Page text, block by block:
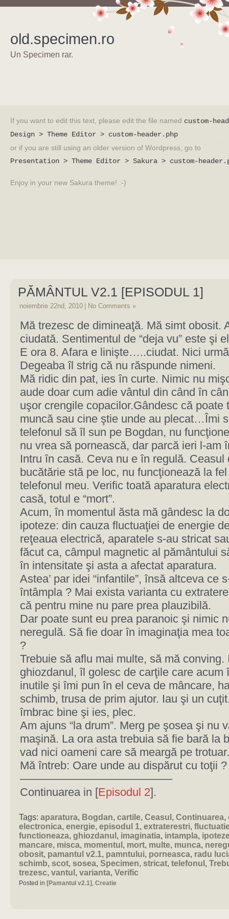
old.specimen.ro
Un Specimen rar.
If you want to edit this text, please edit the file named custom-
Design > Theme Editor > custom-header.php
or if you are still using an older version of Wordpress, go to
Presentation > Theme Editor > Sakura > custom-
Enjoy in your new Sakura theme! :-)
PĂMÂNTUL V2.1 [EPISODUL 1]
noiembrie 22nd, 2010 No Comments »
Mă trezesc de dimineaţă. Mă simt obosit.
ciudată. Sentimentul de “deja vu” este şi
E ora 8. Afara e linişte…..ciudat. Nici
Degeaba îl strig că nu răspunde nimeni.
Mă ridic din pat, ies în curte. Nimic nu
aude doar cum adie vântul din când în
uşor crengile copacilor.Gândesc că poate
muncă sau cine ştie unde au plecat…Îmi
telefonul să îl sun pe Bogdan, nu
nu vrea să pornească, dar parcă ieri l-am
Intru în casă. Ceva nu e în regulă. Ceasul
bucătărie stă pe loc, nu funcţionează la
telefonul meu. Verific toată aparatura
casă, totul e “mort”.
Acum, în momentul ăsta mă gândesc la
ipoteze: din cauza fluctuaţiei de energie
reţeaua electrică, aparatele s-au stricat
făcut ca, câmpul magnetic al pământului
în intensitate şi asta a afectat aparatura.
Astea’ par idei “infantile”, însă altceva ce
întâmpla ? Mai exista varianta cu
că pentru mine nu pare prea plauzibilă.
Dar poate sunt eu prea paranoic şi nimic
neregulă. Să fie doar în imaginaţia mea
?
Trebuie să aflu mai multe, să mă conving.
ghiozdanul, îl golesc de carţile care acum
inutile şi îmi pun în el ceva de mâncare,
schimb, trusa de prim ajutor. Iau şi un
îmbrac bine şi ies, plec.
Am ajuns “la drum”. Merg pe şosea şi nu
maşină. La ora asta trebuia să fie bară la
vad nici oameni care să meargă pe trotuar.
Mă întreb: Oare unde au dispărut cu toţii ?
—————————————–
Continuarea in [Episodul 2].
Tags: aparatura, Bogdan, cartile, Ceasul , Continuarea,
electronica, energie, episodul 1, extraterestri,
functioneaza, ghiozdanul , imaginatia, intampla,
mancare, misca, momentul , mort, multe, munca,
obosit, pamantul v2.1, pamntului, porneasca, radu
schimb, scot, sosea, Specimen, stricat, telefonul ,
trezesc, vantul , varianta, Verific
Posted in [Pamantul v2.1] Creatie